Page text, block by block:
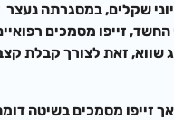
שקלים, במסגרתה נעצר
זייפו מסמכים רפואיים
זאת לצורך קבלת
זייפו מסמכים בשיטה דומה